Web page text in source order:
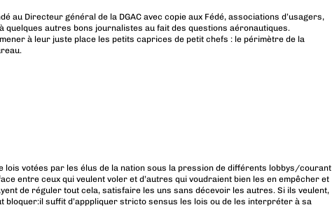
au Directeur général de la DGAC avec copie aux Fédé, associations d’usagers,
quelques autres bons journalistes au fait des questions aéronautiques.
à leur juste place les petits caprices de petit chefs : le périmètre de la
lois votées par les élus de la nation sous la pression de différents lobbys/courant
entre ceux qui veulent voler et d’autres qui voudraient bien les en empêcher et
de réguler tout cela, satisfaire les uns sans décevoir les autres. Si ils veulent,
bloquer:il suffit d’apppliquer stricto sensus les lois ou de les interpréter à sa